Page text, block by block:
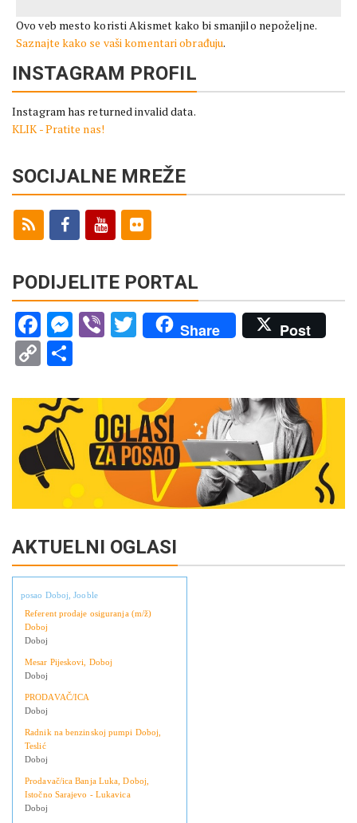
Ovo veb mesto koristi Akismet kako bi smanjilo nepoželjne.
Saznajte kako se vaši komentari obrađuju.
INSTAGRAM PROFIL
Instagram has returned invalid data.
KLIK - Pratite nas!
SOCIJALNE MREŽE
PODIJELITE PORTAL
Facebook
Messenger
ViberTwitter
Share Post
Copy
AKTUELNI OGLASI
posao Doboj, Jooble
Referent prodaje osiguranja (m/ž)
Doboj
Doboj
Mesar Pijeskovi, Doboj
Doboj
PRODAVAČ/ICA
Doboj
Radnik na benzinskoj pumpi Doboj,
Teslić
Doboj
Prodavač/ica Banja Luka, Doboj,
Istočno Sarajevo - Lukavica
Doboj